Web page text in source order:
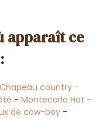
apparaît ce
Chapeau country -
- Montecarlo Hat -
de cow-boy -